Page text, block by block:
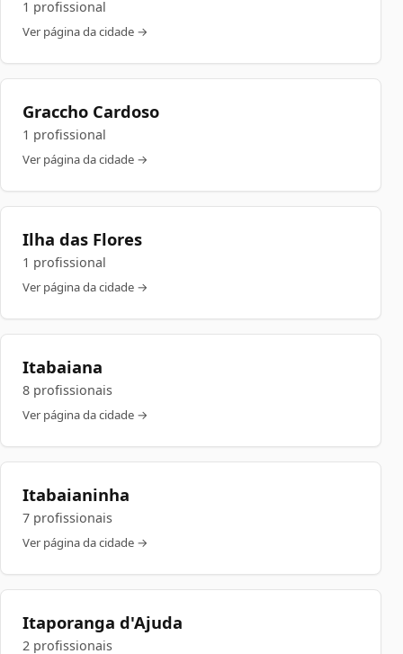
1 profissional
Ver página da cidade →
Graccho Cardoso
1 profissional
Ver página da cidade →
Ilha das Flores
1 profissional
Ver página da cidade →
Itabaiana
8 profissionais
Ver página da cidade →
Itabaianinha
7 profissionais
Ver página da cidade →
Itaporanga d'Ajuda
2 profissionais